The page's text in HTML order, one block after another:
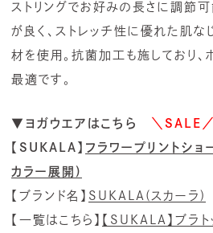
ストリングでお好みの長さに調節可
が良く、ストレッチ性に優れた肌
材を使用。抗菌加工も施しており、
最適です。
▼ヨガウエアはこちら
＼SALE／
【SUKALA】 フラワープリントシ
カラー展開)
【ブランド名】 SUKALA(スカーラ)
【一覧はこちら】 【SUKALA】ブラ